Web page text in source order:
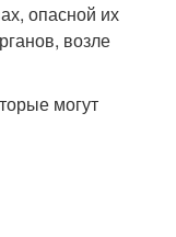
опасной их
возле
могут